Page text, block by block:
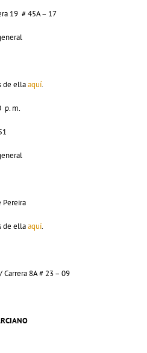
19 # 45A – 17
de ellaaquí.
p. m.
Pereira
de ellaaquí.
Carrera 8A # 23 – 09